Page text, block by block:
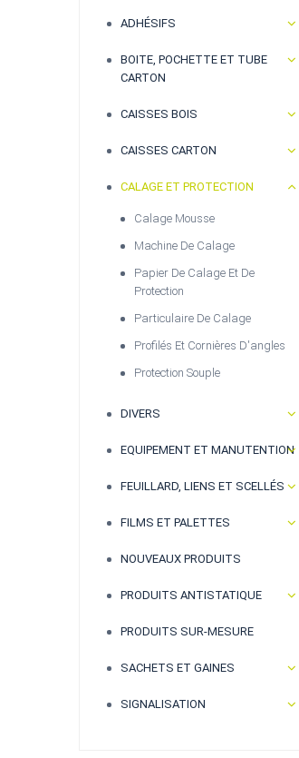
ADHÉSIFS
BOITE, POCHETTE ET TUBE
CARTON
CAISSES BOIS
CAISSES CARTON
CALAGE ET PROTECTION
Calage Mousse
Machine De Calage
Papier De Calage Et De
Protection
Particulaire De Calage
Profilés Et Cornières D'angles
Protection Souple
DIVERS
EQUIPEMENT ET MANUTENTION
FEUILLARD, LIENS ET SCELLÉS
FILMS ET PALETTES
NOUVEAUX PRODUITS
PRODUITS ANTISTATIQUE
PRODUITS SUR-MESURE
SACHETS ET GAINES
SIGNALISATION